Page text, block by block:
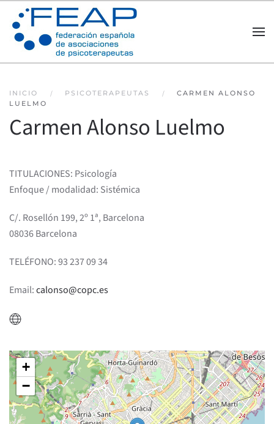
Skip to main content
INICIO PSICOTERAPEUTAS
CARMEN ALONSO
LUELMO
Carmen Alonso Luelmo
TITULACIONES: Psicología
Enfoque / modalidad: Sistémica
C/. Rosellón 199, 2º 1ª, Barcelona
08036 Barcelona
TELÉFONO: 93 237 09 34
Email:calonso@copc.es
+
−